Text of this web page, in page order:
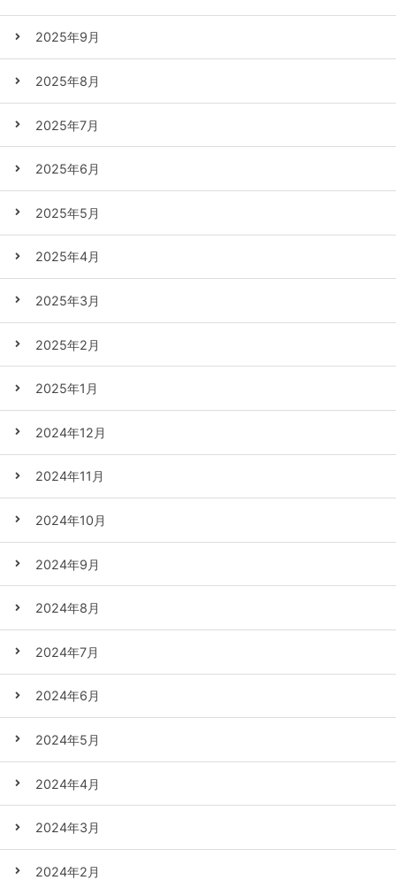
2025年9月
2025年8月
2025年7月
2025年6月
2025年5月
2025年4月
2025年3月
2025年2月
2025年1月
2024年12月
2024年11月
2024年10月
2024年9月
2024年8月
2024年7月
2024年6月
2024年5月
2024年4月
2024年3月
2024年2月